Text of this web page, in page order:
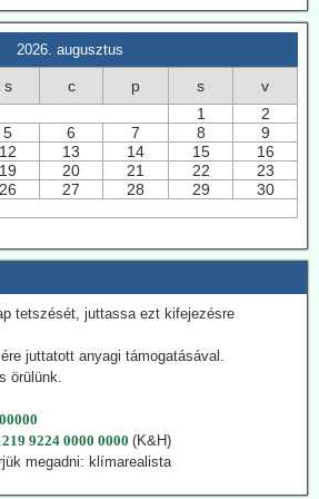
törvény fogadott el a geotermikus energia
nyertek a föld mélyéből. Németország is
Japán
vállalásaitól
Dél-Koreához hasonlóan – újra üzembe
amelyeket nemrég még egy
bélyegeztek. Az energiaügyi
bizonytalansággal” indokolták annak a
amelynek felszámolását korábban
klímalobbinak, Japán 2050-ig
De ahogy a realitás
a magas ívű terveket.
és Ipari Minisztérium (METI)
hogy a széntermelés bővítése azonnali
megtakarításra. Mivel Japán a Hormuz
olaj és földgázszállítmányait, a
2026. augusztus
s c p s
v
1
2
5 6 7 8
9
12 13 14 15
16
19 20 21 22
23
26 27 28 29
30
tetszését, juttassa ezt kifejezésre
juttatott anyagi támogatásával.
örülünk.
9224 0000 0000 (K&H)
megadni: klímarealista